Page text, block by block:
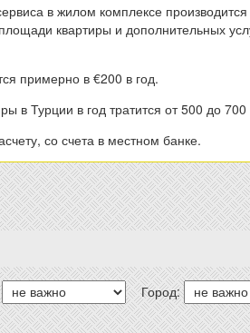
в жилом комплексе
квартиры и дополнительных
примерно в €200 в год.
в Турции в год тратится от 500 до 700
со счета в местном банке.
Город: